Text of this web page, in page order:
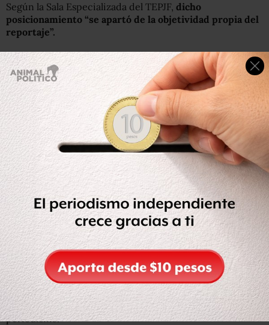
Según la Sala Especializada del TEPJF, dicho
posicionamiento “se apartó de la objetividad propia del
reportaje”.
Durante su intervención, la magistrada Gabriela
Villafuerte Coelloexplicó que “la libertad de estructura,
noticia, confección, entrevistas y contenidos, está
blindada. Sin embargo, en el cierre, el creador del
reportaje realiza, sólo en esa parte, un posicionamiento
que va más allá de la libertad de expresión y de
periodismo.”